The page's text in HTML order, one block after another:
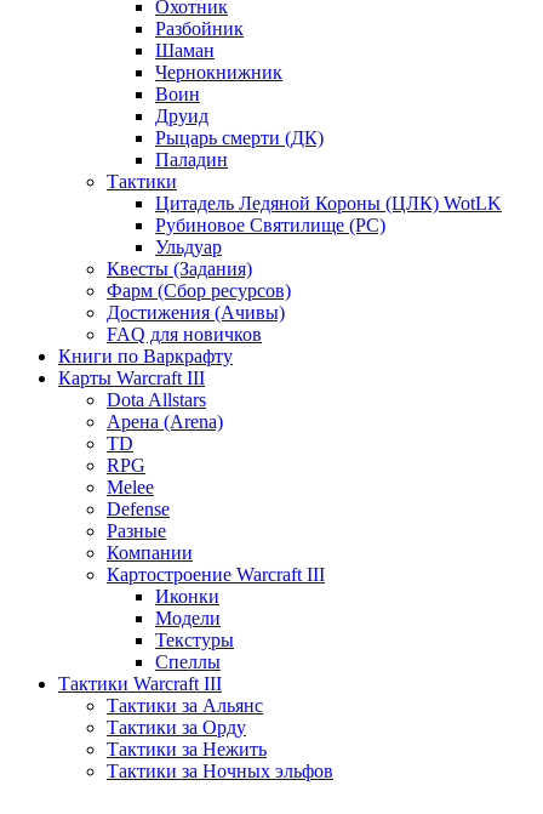
Охотник
Разбойник
Шаман
Чернокнижник
Воин
Друид
Рыцарь смерти (ДК)
Паладин
Тактики
Цитадель Ледяной Короны (ЦЛК) WotLK
Рубиновое Святилище (РС)
Ульдуар
Квесты (Задания)
Фарм (Сбор ресурсов)
Достижения (Ачивы)
FAQ для новичков
Книги по Варкрафту
Карты Warcraft III
Dota Allstars
Арена (Arena)
TD
RPG
Melee
Defense
Разные
Компании
Картостроение Warcraft III
Иконки
Модели
Текстуры
Спеллы
Тактики Warcraft III
Тактики за Альянс
Тактики за Орду
Тактики за Нежить
Тактики за Ночных эльфов